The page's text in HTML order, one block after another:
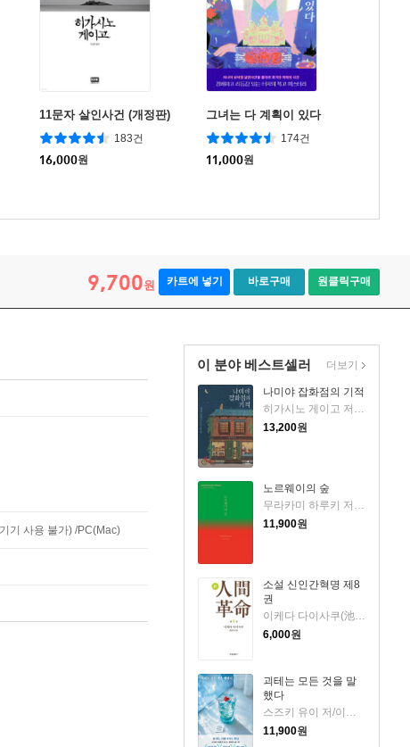
11문자 살인사건 (개정판)
183건
16,000원
그녀는 다 계획이 있다
174건
11,000원
9,700원 카트에 넣기 바로구매 원클릭구매
이 분야 베스트셀러
나미야 잡화점의 기적
히가시노 게이고 저/양윤옥 역
13,200원
노르웨이의 숲
11,900원
소설 신인간혁명 제8
권
이케다 다이사쿠(池田大作) 저
6,000원
괴테는 모든 것을 말
했다
스즈키 유이 저/이지수 역
11,900원
더보기
기 사용 불가) /PC(Mac)